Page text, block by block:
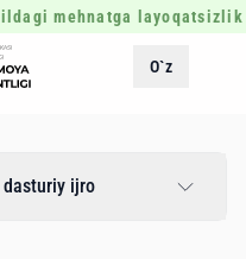
mehnatga
O`z
ijro